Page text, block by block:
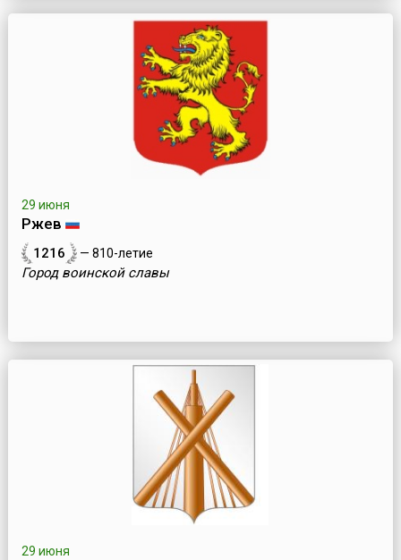
29 июня
Ржев
1216 — 810-летие
Город воинской славы
29 июня